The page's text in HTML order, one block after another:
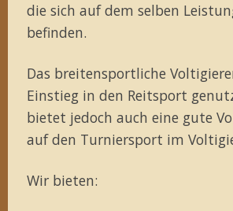
die sich auf dem selben
befinden.
Das breitensportliche
Einstieg in den Reitsport
bietet jedoch auch eine gute
auf den Turniersport im
Wir bieten: